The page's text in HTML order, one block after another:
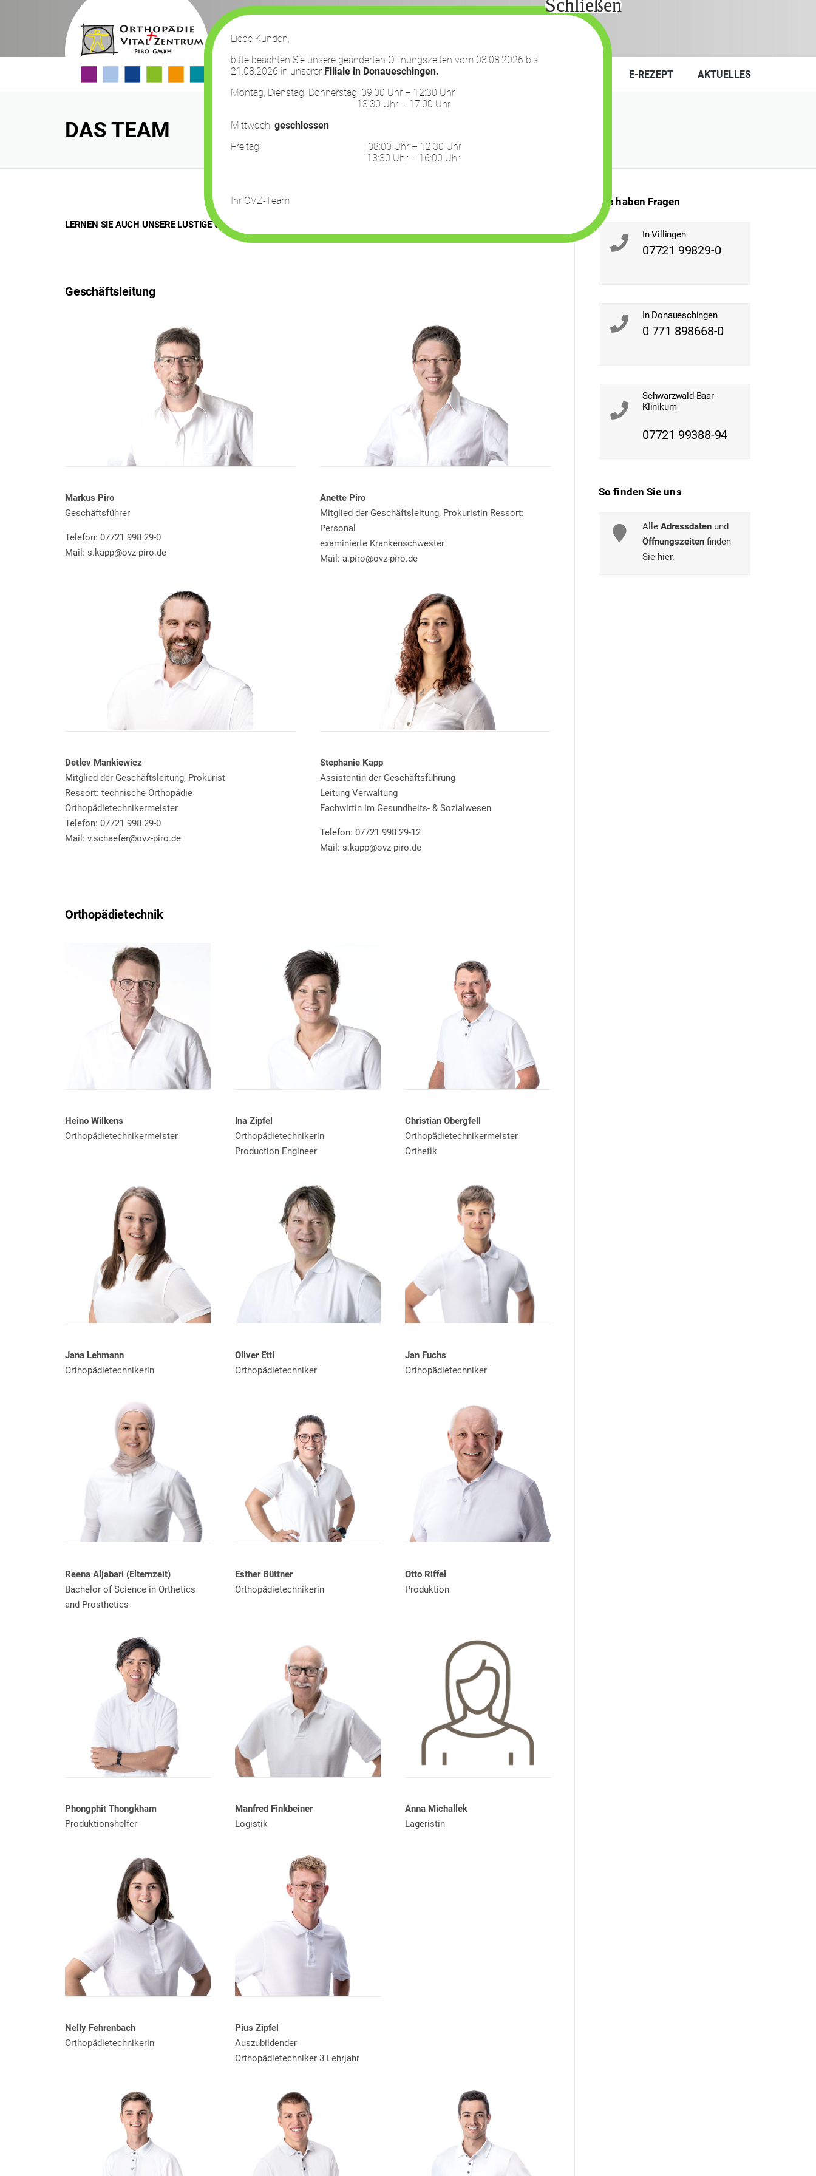
HOME LEISTUNGEN E-REZEPT AKTUELLES
DAS TEAM
LERNEN SIE AUCH UNSERE LUSTIGE SEITE KENNEN! FAHREN SIE HIERFÜR MIT DER MAUS ÜBER DIE FOTOS…
Geschäftsleitung
Markus Piro
Geschäftsführer
Telefon: 07721 998 29-0
Mail: s.kapp@ovz-piro.de
Anette Piro
Mitglied der Geschäftsleitung, Prokuristin Ressort:
Personal
examinierte Krankenschwester
Mail: a.piro@ovz-piro.de
Detlev Mankiewicz
Mitglied der Geschäftsleitung, Prokurist
Ressort: technische Orthopädie
Orthopädietechnikermeister
Telefon: 07721 998 29-0
Mail: v.schaefer@ovz-piro.de
Stephanie Kapp
Assistentin der Geschäftsführung
Leitung Verwaltung
Fachwirtin im Gesundheits- & Sozialwesen
Telefon: 07721 998 29-12
Mail: s.kapp@ovz-piro.de
Orthopädietechnik
Heino Wilkens
Orthopädietechnikermeister
Ina Zipfel
Orthopädietechnikerin
Production Engineer
Christian Obergfell
Orthopädietechnikermeister
Orthetik
Jana Lehmann
Orthopädietechnikerin
Oliver Ettl
Orthopädietechniker
Jan Fuchs
Orthopädietechniker
Reena Aljabari (Elternzeit)
Bachelor of Science in Orthetics
and Prosthetics
Esther Büttner
Orthopädietechnikerin
Otto Riffel
Produktion
Phongphit Thongkham
Produktionshelfer
Manfred Finkbeiner
Logistik
Anna Michallek
Lageristin
Nelly Fehrenbach
Orthopädietechnikerin
Pius Zipfel
Auszubildender
Orthopädietechniker 3 Lehrjahr
Sie haben Fragen
In Villingen
07721 99829-0
In Donaueschingen
0 771 898668-0
Schwarzwald-Baar-
Klinikum
07721 99388-94
So finden Sie uns
Alle Adressdaten und
Öffnungszeiten finden
Sie hier.
Liebe Kunden,
bitte beachten Sie unsere geänderten Öffnungszeiten vom 03.08.2026 bis
21.08.2026 in unserer Filiale in Donaueschingen.
Montag, Dienstag, Donnerstag: 09:00 Uhr – 12:30 Uhr
13:30 Uhr – 17:00 Uhr
Mittwoch: geschlossen
Freitag: 08:00 Uhr – 12:30 Uhr
13:30 Uhr – 16:00 Uhr
Ihr OVZ-Team